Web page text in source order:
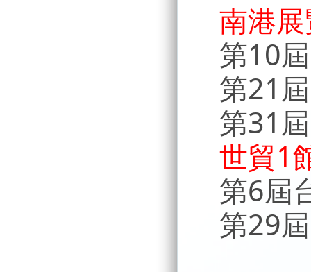
南港
第10
第21
第31
世貿1
第6屆
第29